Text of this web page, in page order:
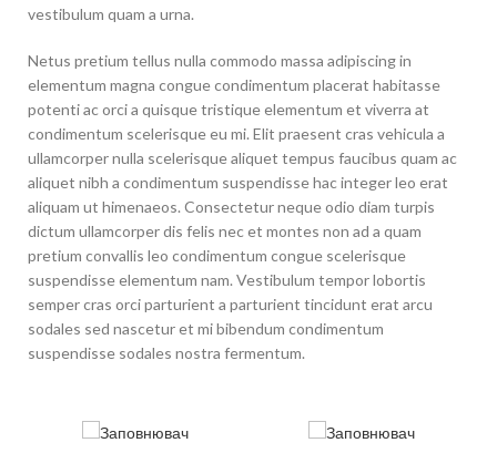
vestibulum quam a urna.
Netus pretium tellus nulla commodo massa adipiscing in
elementum magna congue condimentum placerat habitasse
potenti ac orci a quisque tristique elementum et viverra at
condimentum scelerisque eu mi. Elit praesent cras vehicula a
ullamcorper nulla scelerisque aliquet tempus faucibus quam ac
aliquet nibh a condimentum suspendisse hac integer leo erat
aliquam ut himenaeos. Consectetur neque odio diam turpis
dictum ullamcorper dis felis nec et montes non ad a quam
pretium convallis leo condimentum congue scelerisque
suspendisse elementum nam. Vestibulum tempor lobortis
semper cras orci parturient a parturient tincidunt erat arcu
sodales sed nascetur et mi bibendum condimentum
suspendisse sodales nostra fermentum.